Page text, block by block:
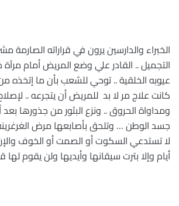
الخبراء والدارسين يرون في قراراته الصارمة
التجميل .. القادر علي وضع المريض أمام
عيوبه الخلقية .. توحي للشعب بأن ما إتخذه
كانت علاج مر لا بد للمريض أن يتجرعه ..
ومداواة الحروق .. ونزع البثور من جذورها بعد
جسد الوطن … وتلحق بأصابعها مرض
لا تستدعي السكوت أو الصمت أو الخوف
أيام وإلا بترت سيقانها وأيديها ولن يقوم لها